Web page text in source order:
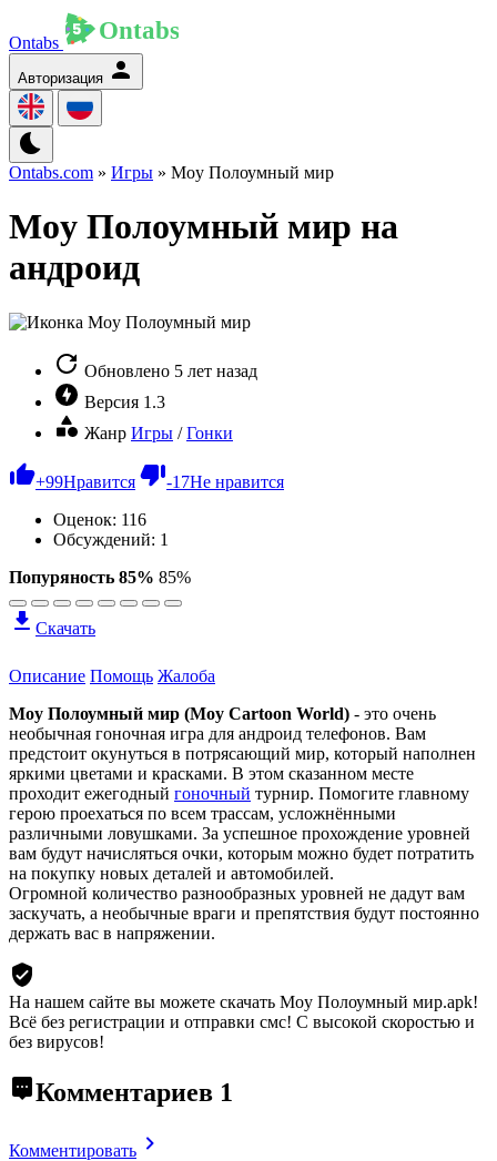
Ontabs
Авторизация
Ontabs.com » Игры » Moy Полоумный мир
Moy Полоумный мир на
андроид
Обновлено 5 лет назад
Версия 1.3
Жанр Игры /Гонки
+99Нравится -17Не нравится
Оценок: 116
Обсуждений: 1
Попуряность 85% 85%
Скачать
Описание Помощь Жалоба
Moy Полоумный мир (Moy Cartoon World) - это очень
необычная гоночная игра для андроид телефонов. Вам
предстоит окунуться в потрясающий мир, который наполнен
яркими цветами и красками. В этом сказанном месте
проходит ежегодный гоночный турнир. Помогите главному
герою проехаться по всем трассам, усложнёнными
различными ловушками. За успешное прохождение уровней
вам будут начисляться очки, которым можно будет потратить
на покупку новых деталей и автомобилей.
Огромной количество разнообразных уровней не дадут вам
заскучать, а необычные враги и препятствия будут постоянно
держать вас в напряжении.
На нашем сайте вы можете скачать Moy Полоумный мир.apk!
Всё без регистрации и отправки смс! С высокой скоростью и
без вирусов!
Комментариев 1
Комментировать